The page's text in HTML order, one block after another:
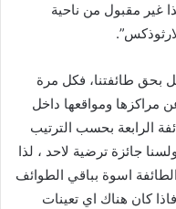
غير مقبول من ناحية
بحق طائفتنا، فكل مرة
مراكزها ومواقعها داخل
الرابعة بحسب الترتيب
جائزة ترضية لاحد ، لذا
اسوة بباقي الطوائف
كان هناك اي تعينات